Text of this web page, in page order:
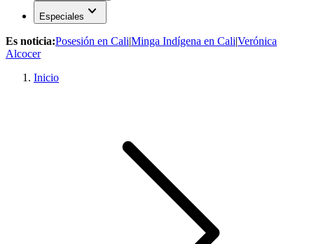
Especiales expand_more
Es noticia:Posesión en Cali|Minga Indígena en Cali|Verónica
Alcocer
Inicio